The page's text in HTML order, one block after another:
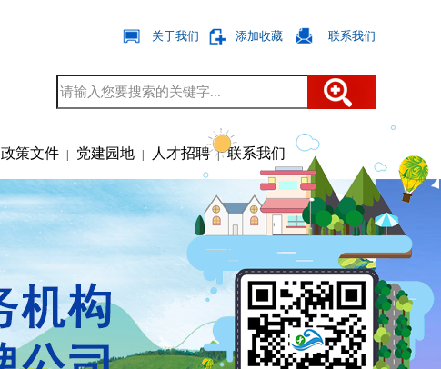
关于我们
添加收藏
联系我们
政策文件 | 党建园地 | 人才招聘 | 联系我们